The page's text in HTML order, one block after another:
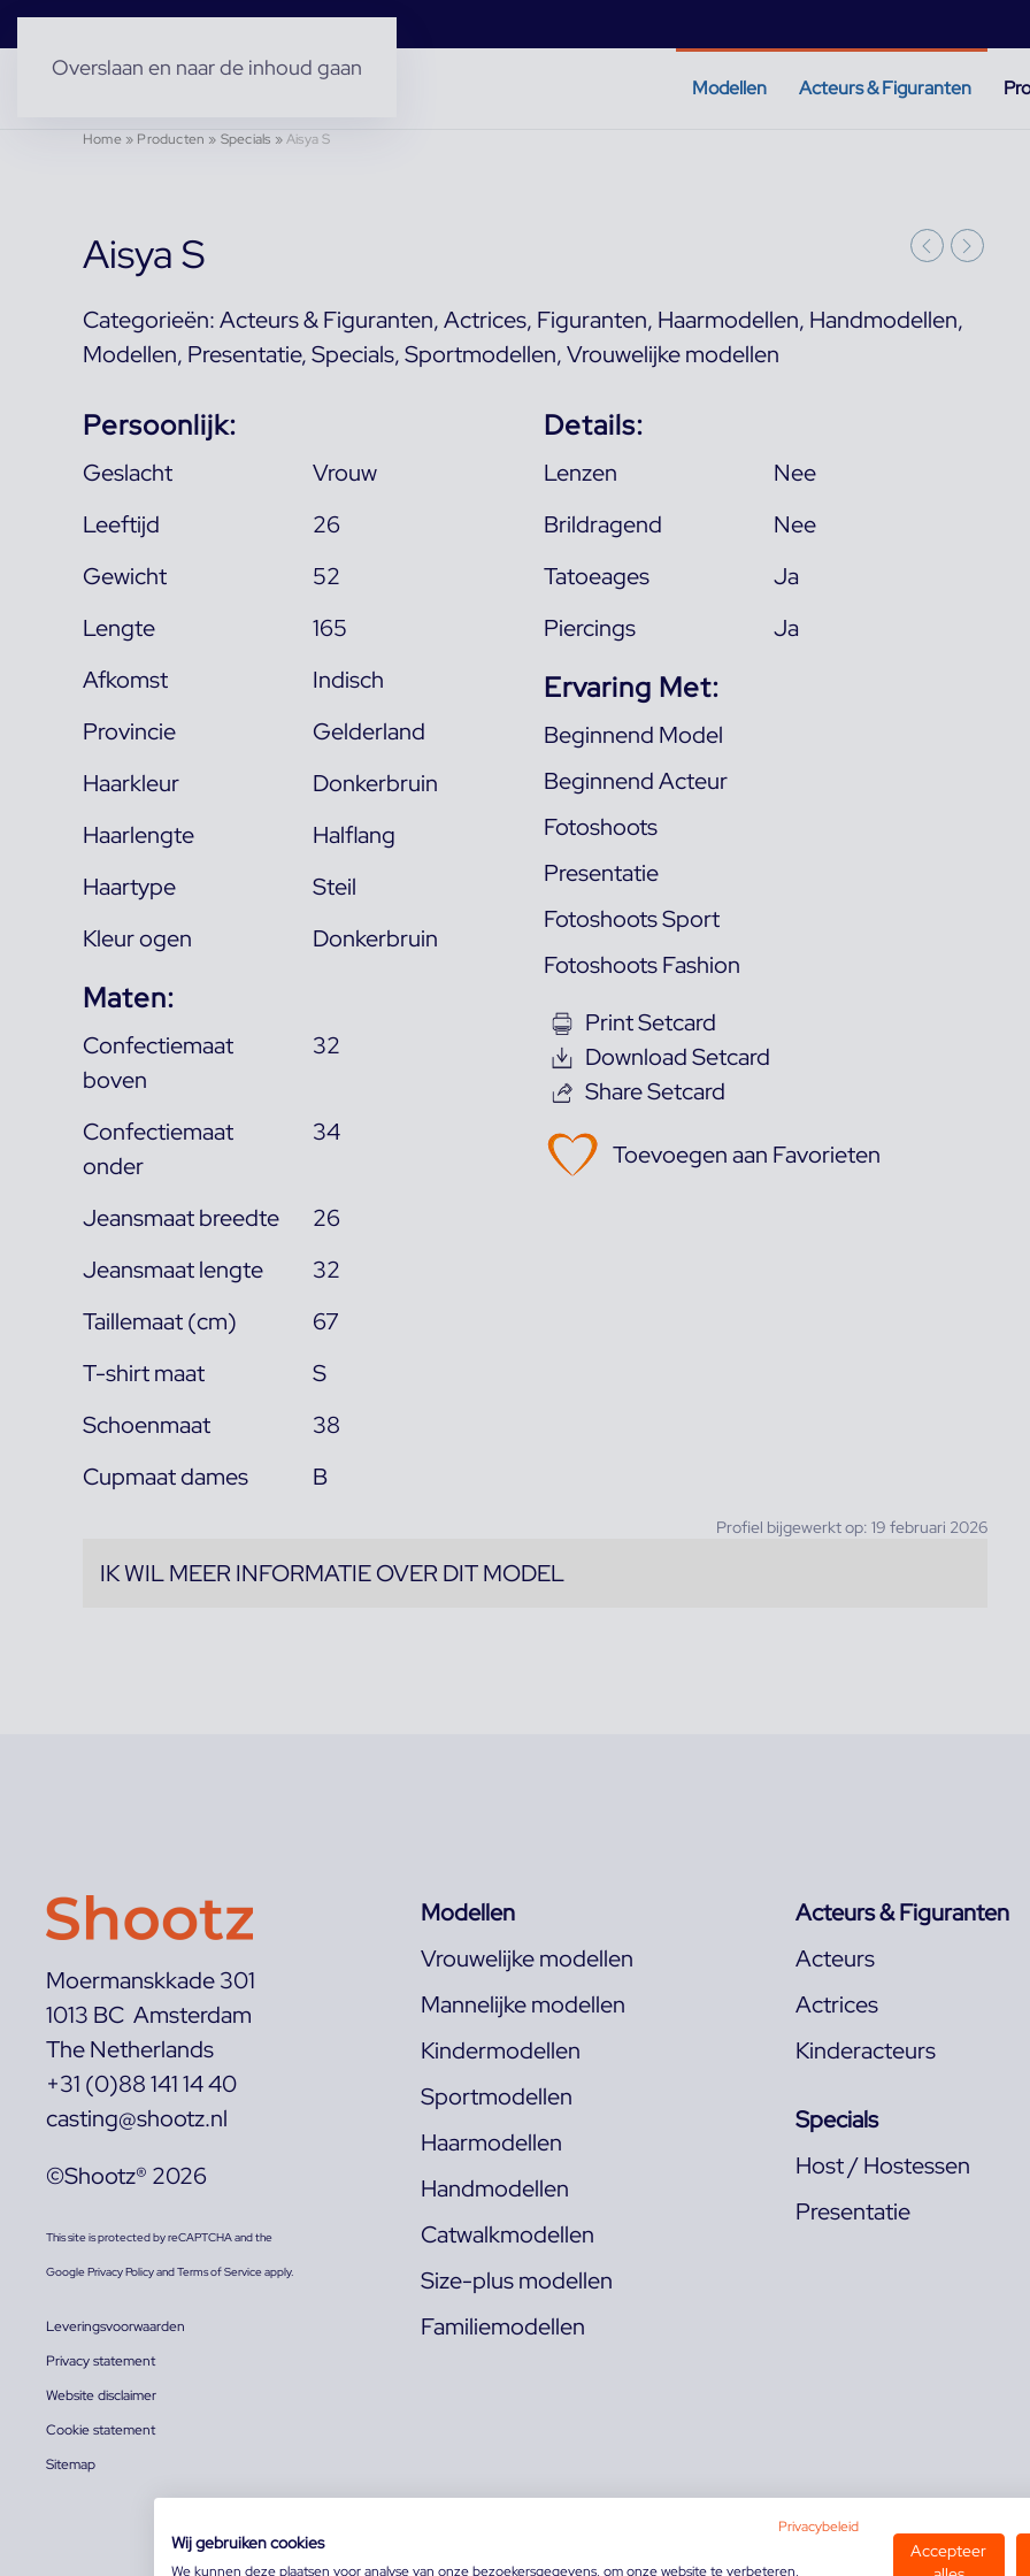
Overslaan en naar de inhoud gaan
Modellen Acteurs & Figuranten
Home» Producten » Specials »Aisya S
Aisya S
Categorieën:Acteurs & Figuranten,Actrices, Figuranten, Haarmodellen, Handmodellen,
Modellen, Presentatie,Specials,Sportmodellen,Vrouwelijke modellen
Persoonlijk:
Geslacht
Vrouw
Leeftijd
26
Gewicht
52
Lengte
165
Afkomst
Indisch
Provincie
Gelderland
Haarkleur
Donkerbruin
Haarlengte
Halflang
Haartype
Steil
Kleur ogen
Donkerbruin
Maten:
Confectiemaat
boven
32
Confectiemaat
onder
34
Jeansmaat breedte
26
Jeansmaat lengte
32
Taillemaat (cm)
67
T-shirt maat
S
Schoenmaat
38
Cupmaat dames
B
Details:
Lenzen
Nee
Brildragend
Nee
Tatoeages
Ja
Piercings
Ja
Ervaring Met:
Beginnend Model
Beginnend Acteur
Fotoshoots
Presentatie
Fotoshoots Sport
Fotoshoots Fashion
Print Setcard
Download Setcard
Share Setcard
Toevoegen aan Favorieten
Profiel bijgewerkt op: 19 februari 2026
IK WIL MEER INFORMATIE OVER DIT MODEL
Moermanskkade 301
1013 BC Amsterdam
The Netherlands
+31 (0)88 141 14 40
casting@shootz.nl
©Shootz® 2026
This site is protected by reCAPTCHA and the
GooglePrivacy PolicyandTerms of Serviceapply.
Leveringsvoorwaarden
Privacy statement
Website disclaimer
Cookie statement
Sitemap
Modellen
Vrouwelijke modellen
Mannelijke modellen
Kindermodellen
Sportmodellen
Haarmodellen
Handmodellen
Catwalkmodellen
Size-plus modellen
Familiemodellen
Acteurs & Figuranten
Acteurs
Actrices
Kinderacteurs
Specials
Host / Hostessen
Presentatie
Privacybeleid
Wij gebruiken cookies
We kunnen deze plaatsen voor analyse van onze bezoekersgegevens, om onze website te verbeteren,
Accepteer